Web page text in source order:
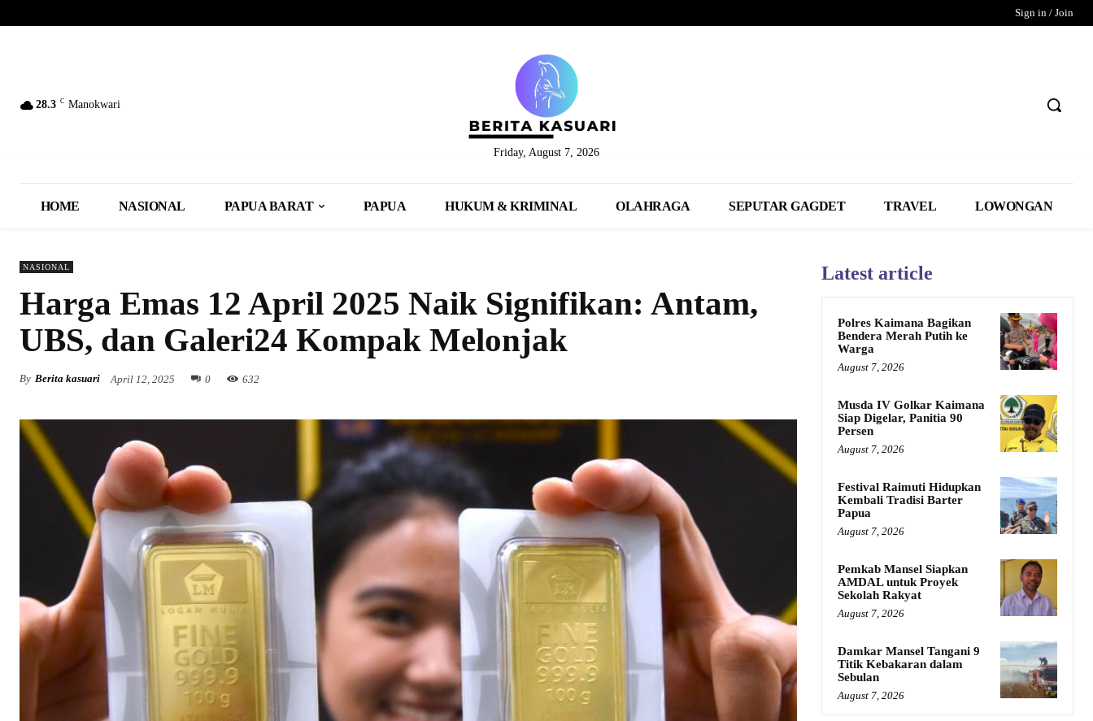
Sign in / Join
28.3 C Manokwari
Friday, August 7, 2026
HOME NASIONAL PAPUA BARAT PAPUA HUKUM & KRIMINAL OLAHRAGA SEPUTAR GAGDET TRAVEL LOWONGAN
NASIONAL
Harga Emas 12 April 2025 Naik Signifikan: Antam,
UBS, dan Galeri24 Kompak Melonjak
By Berita kasuari April 12, 2025 0 632
Latest article
Polres Kaimana Bagikan
Bendera Merah Putih ke
Warga
August 7, 2026
Musda IV Golkar Kaimana
Siap Digelar, Panitia 90
Persen
August 7, 2026
Festival Raimuti Hidupkan
Kembali Tradisi Barter
Papua
August 7, 2026
Pemkab Mansel Siapkan
AMDAL untuk Proyek
Sekolah Rakyat
August 7, 2026
Damkar Mansel Tangani 9
Titik Kebakaran dalam
Sebulan
August 7, 2026